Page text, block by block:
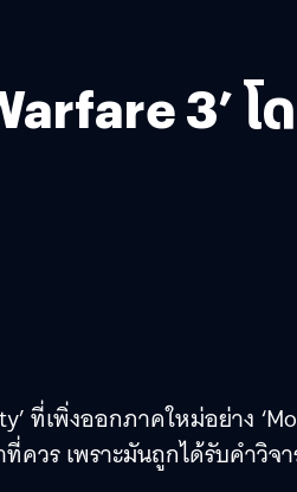
3’
ที่เพิ่งออกภาคใหม่อย่าง
ควร เพราะมันถูกได้รับคำวิ